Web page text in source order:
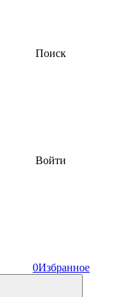
Поиск
Войти
0Избранное